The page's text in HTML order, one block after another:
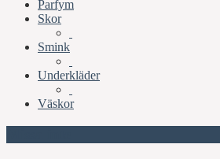
Parfym
Skor
Smink
Underkläder
Väskor